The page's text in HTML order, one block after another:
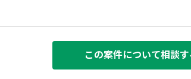
この案件について相談